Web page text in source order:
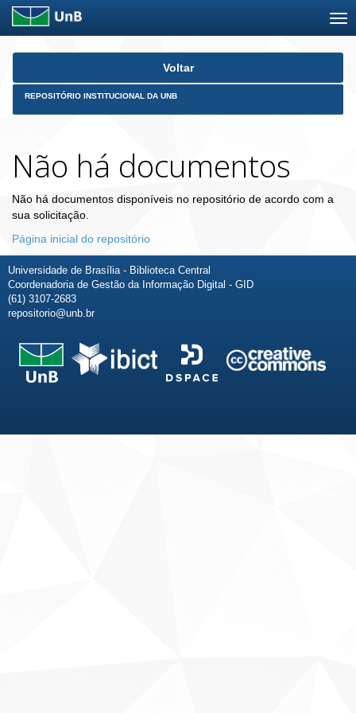
Skip
Voltar
REPOSITÓRIO INSTITUCIONAL DA UNB
Não há documentos
Não há documentos disponíveis no repositório de acordo com a
sua solicitação.
Página inicial do repositório
Universidade de Brasília - Biblioteca Central
Coordenadoria de Gestão da Informação Digital - GID
(61) 3107-2683
repositorio@unb.br